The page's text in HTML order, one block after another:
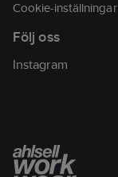
Cookie-inställningar
Följ oss
Instagram